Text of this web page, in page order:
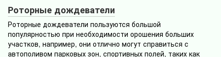
Роторные дождеватели
Роторные дождеватели пользуются большой
популярностью при необходимости орошения больших
участков, например, они отлично могут справиться с
автополивом парковых зон, спортивных полей, таких как